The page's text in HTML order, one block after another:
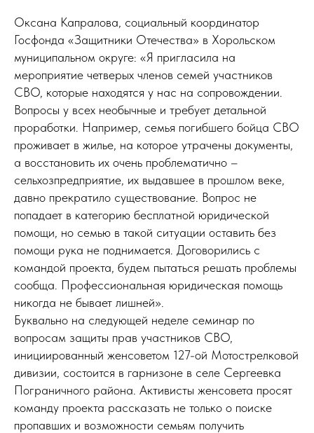
Оксана Капралова, социальный координатор
Госфонда «Защитники Отечества» в Хорольском
муниципальном округе: «Я пригласила на
мероприятие четверых членов семей участников
СВО, которые находятся у нас на сопровождении.
Вопросы у всех необычные и требует детальной
проработки. Например, семья погибшего бойца СВО
проживает в жилье, на которое утрачены документы,
а восстановить их очень проблематично –
сельхозпредприятие, их выдавшее в прошлом веке,
давно прекратило существование. Вопрос не
попадает в категорию бесплатной юридической
помощи, но семью в такой ситуации оставить без
помощи рука не поднимается. Договорились с
командой проекта, будем пытаться решать проблемы
сообща. Профессиональная юридическая помощь
никогда не бывает лишней».
Буквально на следующей неделе семинар по
вопросам защиты прав участников СВО,
инициированный женсоветом 127-ой Мотострелковой
дивизии, состоится в гарнизоне в селе Сергеевка
Пограничного района. Активисты женсовета просят
команду проекта рассказать не только о поиске
пропавших и возможности семьям получить